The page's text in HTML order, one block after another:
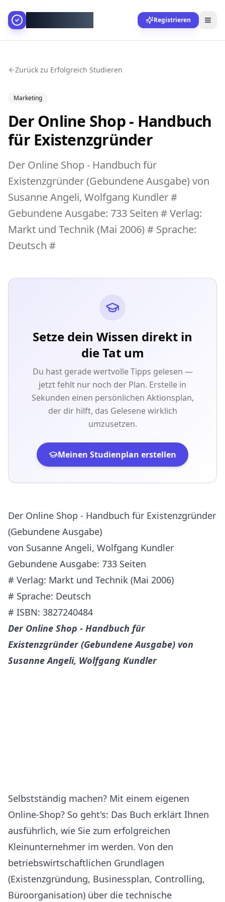
Registrieren
Zurück zu Erfolgreich Studieren
Marketing
Der Online Shop - Handbuch
für Existenzgründer
Der Online Shop - Handbuch für
Existenzgründer (Gebundene Ausgabe) von
Susanne Angeli, Wolfgang Kundler #
Gebundene Ausgabe: 733 Seiten # Verlag:
Markt und Technik (Mai 2006) # Sprache:
Deutsch #
Setze dein Wissen direkt in
die Tat um
Du hast gerade wertvolle Tipps gelesen —
jetzt fehlt nur noch der Plan. Erstelle in
Sekunden einen persönlichen Aktionsplan,
der dir hilft, das Gelesene wirklich
umzusetzen.
Meinen Studienplan erstellen
Der Online Shop - Handbuch für Existenzgründer
(Gebundene Ausgabe)
von Susanne Angeli, Wolfgang Kundler
Gebundene Ausgabe: 733 Seiten
# Verlag: Markt und Technik (Mai 2006)
# Sprache: Deutsch
# ISBN: 3827240484
Der Online Shop - Handbuch für
Existenzgründer (Gebundene Ausgabe) von
Susanne Angeli, Wolfgang Kundler
Selbstständig machen? Mit einem eigenen
Online-Shop? So geht's: Das Buch erklärt Ihnen
ausführlich, wie Sie zum erfolgreichen
Kleinunternehmer im werden. Von den
betriebswirtschaftlichen Grundlagen
(Existenzgründung, Businessplan, Controlling,
Büroorganisation) über die technische